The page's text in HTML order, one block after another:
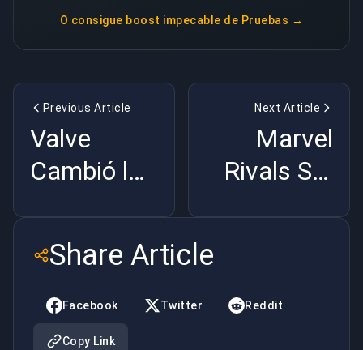
O consigue boost impecable de Pruebas →
Previous Article
Valve
Cambió la
CS2 y
Nadie Está
Bien |
BuyBoosting
Next Article
Marvel
Rivals S7:
Rompe el
Share Article
Facebook Twitter Reddit
Copy Link